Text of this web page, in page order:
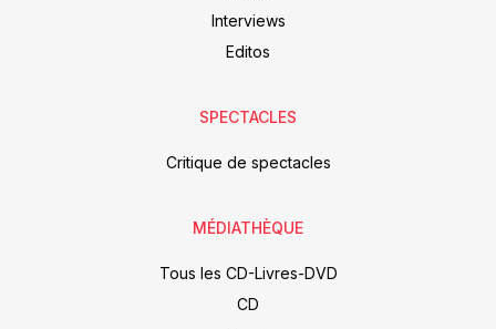
Interviews
Editos
SPECTACLES
Critique de spectacles
MÉDIATHÈQUE
Tous les CD-Livres-DVD
CD